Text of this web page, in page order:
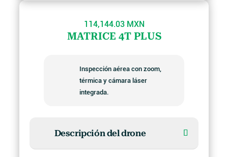
114,144.03 MXN
MATRICE 4T PLUS
Inspección aérea con zoom,
térmica y cámara láser
integrada.
Descripción del drone